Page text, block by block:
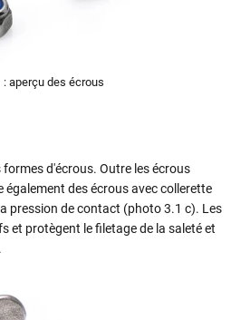
: aperçu des écrous
d'écrous. Outre les écrous
également des écrous avec collerette
pression de contact (photo 3.1 c). Les
et protègent le filetage de la saleté et